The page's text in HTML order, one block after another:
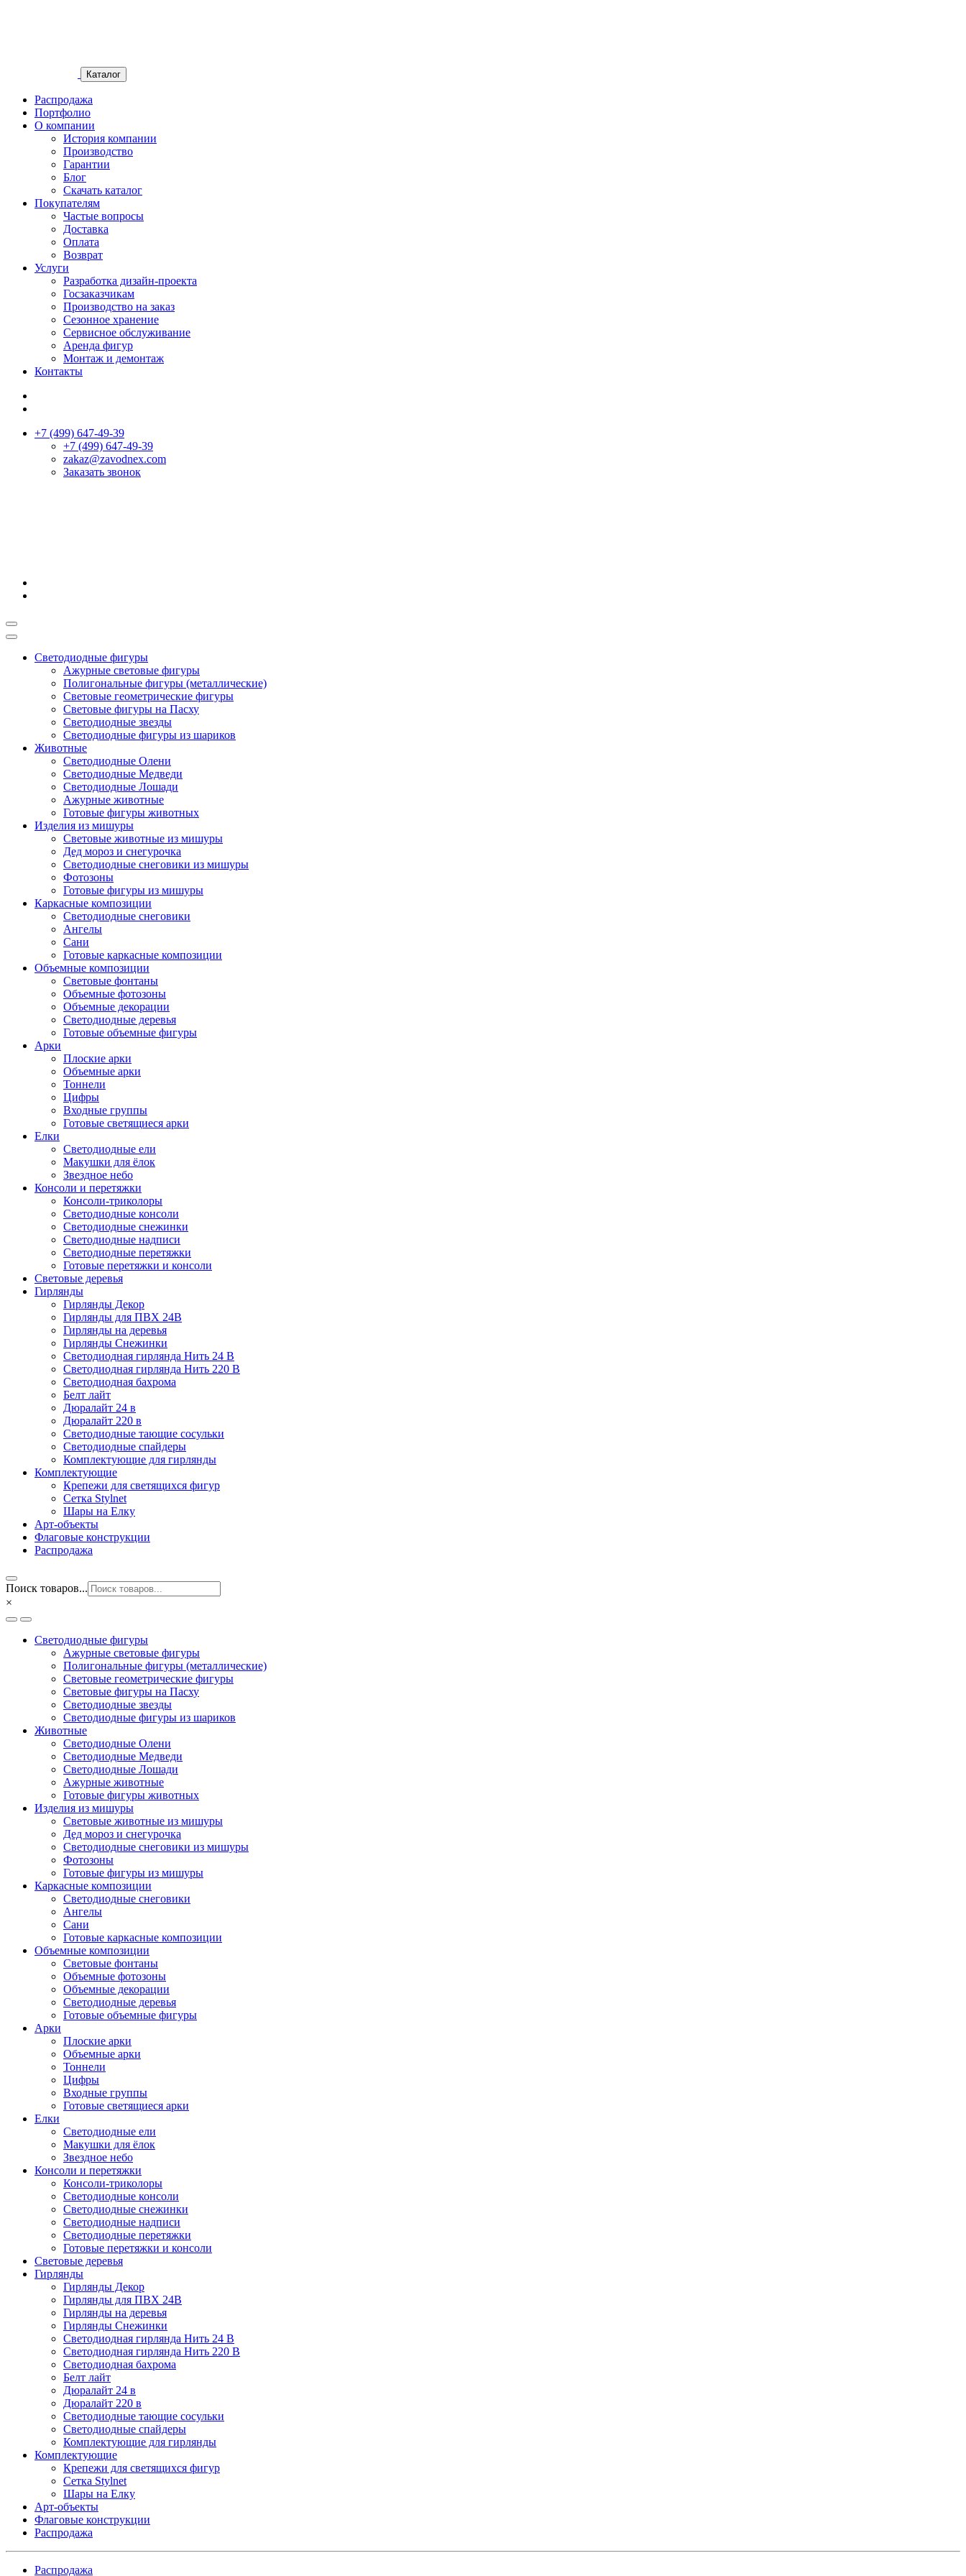
Каталог
Распродажа
Портфолио
О компании
История компании
Производство
Гарантии
Блог
Скачать каталог
Покупателям
Частые вопросы
Доставка
Оплата
Возврат
Услуги
Разработка дизайн-проекта
Госзаказчикам
Производство на заказ
Сезонное хранение
Сервисное обслуживание
Аренда фигур
Монтаж и демонтаж
Контакты
+7 (499) 647-49-39
+7 (499) 647-49-39
zakaz@zavodnex.сom
Заказать звонок
Светодиодные фигуры
Ажурные световые фигуры
Полигональные фигуры (металлические)
Световые геометрические фигуры
Световые фигуры на Пасху
Светодиодные звезды
Светодиодные фигуры из шариков
Животные
Светодиодные Олени
Светодиодные Медведи
Светодиодные Лошади
Ажурные животные
Готовые фигуры животных
Изделия из мишуры
Световые животные из мишуры
Дед мороз и снегурочка
Светодиодные снеговики из мишуры
Фотозоны
Готовые фигуры из мишуры
Каркасные композиции
Светодиодные снеговики
Ангелы
Сани
Готовые каркасные композиции
Объемные композиции
Световые фонтаны
Объемные фотозоны
Объемные декорации
Светодиодные деревья
Готовые объемные фигуры
Арки
Плоские арки
Объемные арки
Тоннели
Цифры
Входные группы
Готовые светящиеся арки
Елки
Светодиодные ели
Макушки для ёлок
Звездное небо
Консоли и перетяжки
Консоли-триколоры
Светодиодные консоли
Светодиодные снежинки
Светодиодные надписи
Светодиодные перетяжки
Готовые перетяжки и консоли
Световые деревья
Гирлянды
Гирлянды Декор
Гирлянды для ПВХ 24В
Гирлянды на деревья
Гирлянды Снежинки
Светодиодная гирлянда Нить 24 В
Светодиодная гирлянда Нить 220 В
Светодиодная бахрома
Белт лайт
Дюралайт 24 в
Дюралайт 220 в
Светодиодные тающие сосульки
Светодиодные спайдеры
Комплектующие для гирлянды
Комплектующие
Крепежи для светящихся фигур
Сетка Stylnet
Шары на Елку
Арт-объекты
Флаговые конструкции
Распродажа
Поиск товаров...
×
Светодиодные фигуры
Ажурные световые фигуры
Полигональные фигуры (металлические)
Световые геометрические фигуры
Световые фигуры на Пасху
Светодиодные звезды
Светодиодные фигуры из шариков
Животные
Светодиодные Олени
Светодиодные Медведи
Светодиодные Лошади
Ажурные животные
Готовые фигуры животных
Изделия из мишуры
Световые животные из мишуры
Дед мороз и снегурочка
Светодиодные снеговики из мишуры
Фотозоны
Готовые фигуры из мишуры
Каркасные композиции
Светодиодные снеговики
Ангелы
Сани
Готовые каркасные композиции
Объемные композиции
Световые фонтаны
Объемные фотозоны
Объемные декорации
Светодиодные деревья
Готовые объемные фигуры
Арки
Плоские арки
Объемные арки
Тоннели
Цифры
Входные группы
Готовые светящиеся арки
Елки
Светодиодные ели
Макушки для ёлок
Звездное небо
Консоли и перетяжки
Консоли-триколоры
Светодиодные консоли
Светодиодные снежинки
Светодиодные надписи
Светодиодные перетяжки
Готовые перетяжки и консоли
Световые деревья
Гирлянды
Гирлянды Декор
Гирлянды для ПВХ 24В
Гирлянды на деревья
Гирлянды Снежинки
Светодиодная гирлянда Нить 24 В
Светодиодная гирлянда Нить 220 В
Светодиодная бахрома
Белт лайт
Дюралайт 24 в
Дюралайт 220 в
Светодиодные тающие сосульки
Светодиодные спайдеры
Комплектующие для гирлянды
Комплектующие
Крепежи для светящихся фигур
Сетка Stylnet
Шары на Елку
Арт-объекты
Флаговые конструкции
Распродажа
Распродажа